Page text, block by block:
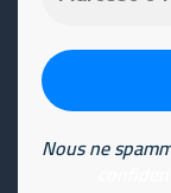
Nous ne